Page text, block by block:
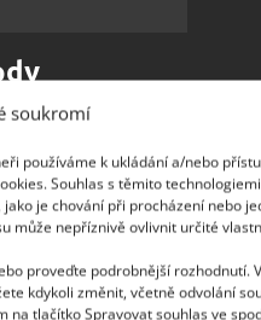
soukromí
používáme k ukládání a/nebo
Souhlas s těmito
je chování při procházení nebo
může nepříznivě ovlivnit určité
proveďte podrobnější rozhodnutí.
kdykoli změnit, včetně odvolání
na tlačítko Spravovat souhlas ve
ze
již dlouho
jak uvádí
hadřík trochu